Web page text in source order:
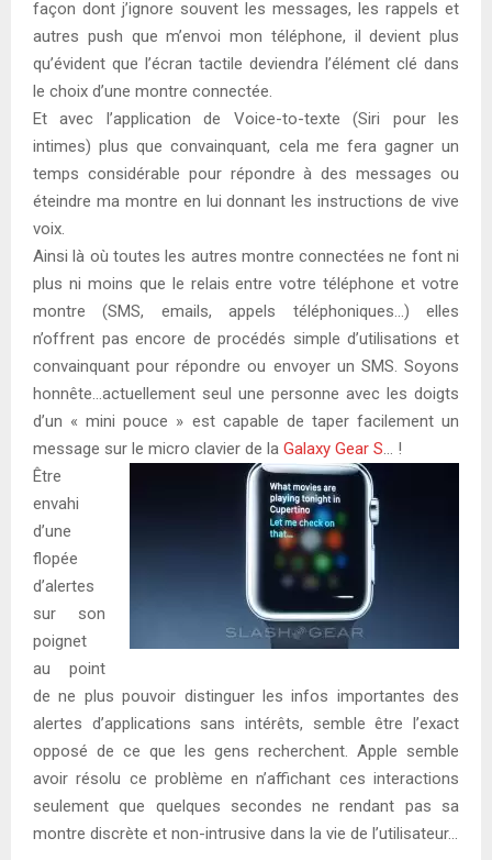
façon dont j’ignore souvent les messages, les rappels et
autres push que m’envoi mon téléphone, il devient plus
qu’évident que l’écran tactile deviendra l’élément clé dans
le choix d’une montre connectée.
Et avec l’application de Voice-to-texte (Siri pour les
intimes) plus que convainquant, cela me fera gagner un
temps considérable pour répondre à des messages ou
éteindre ma montre en lui donnant les instructions de vive
voix.
Ainsi là où toutes les autres montre connectées ne font ni
plus ni moins que le relais entre votre téléphone et votre
montre (SMS, emails, appels téléphoniques…) elles
n’offrent pas encore de procédés simple d’utilisations et
convainquant pour répondre ou envoyer un SMS. Soyons
honnête…actuellement seul une personne avec les doigts
d’un « mini pouce » est capable de taper facilement un
message sur le micro clavier de la Galaxy Gear S… !
Être
envahi
d’une
flopée
d’alertes
sur son
poignet
au point
de ne plus pouvoir distinguer les infos importantes des
alertes d’applications sans intérêts, semble être l’exact
opposé de ce que les gens recherchent. Apple semble
avoir résolu ce problème en n’affichant ces interactions
seulement que quelques secondes ne rendant pas sa
montre discrète et non-intrusive dans la vie de l’utilisateur…